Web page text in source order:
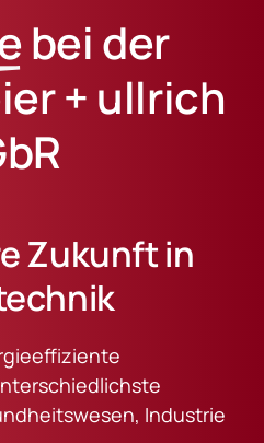
bei der
+ ullrich
Zukunft in
Industrie